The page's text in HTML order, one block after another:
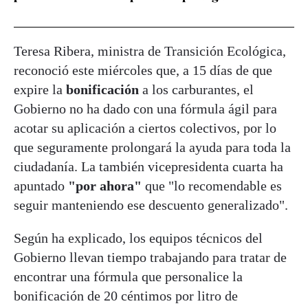
Teresa Ribera, ministra de Transición Ecológica,
reconoció este miércoles que, a 15 días de que
expire la bonificación a los carburantes, el
Gobierno no ha dado con una fórmula ágil para
acotar su aplicación a ciertos colectivos, por lo
que seguramente prolongará la ayuda para toda la
ciudadanía. La también vicepresidenta cuarta ha
apuntado "por ahora" que "lo recomendable es
seguir manteniendo ese descuento generalizado".
Según ha explicado, los equipos técnicos del
Gobierno llevan tiempo trabajando para tratar de
encontrar una fórmula que personalice la
bonificación de 20 céntimos por litro de